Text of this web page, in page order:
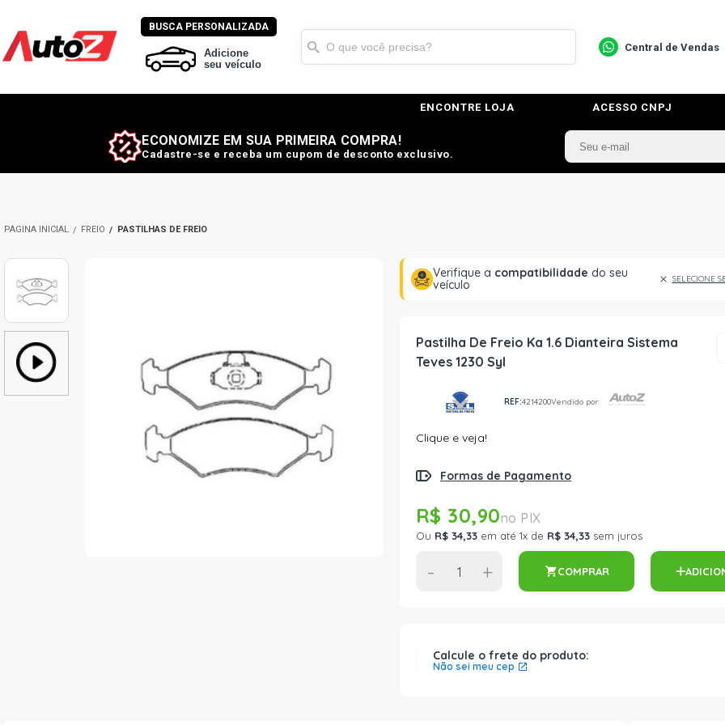
BUSCA PERSONALIZADA
Adicione
seu veículo
Central de Vendas
ENCONTRE LOJA ACESSO CNPJ
ECONOMIZE EM SUA PRIMEIRA COMPRA!
Cadastre-se e receba um cupom de desconto exclusivo.
FREIO PASTILHAS DE FREIO
Verifique a compatibilidade do seu
veículo
SELECIONE
Pastilha De Freio Ka 1.6 Dianteira Sistema
Teves 1230 Syl
REF:4214200Vendido por:
Clique e veja!
Formas de Pagamento
R$ 30,90
Ou R$ 34,33 em até 1x de R$ 34,33 sem juros
- + COMPRAR
Calcule o frete do produto:
Não sei meu cep